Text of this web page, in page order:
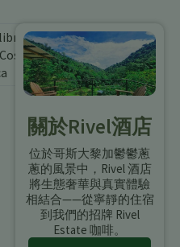
關於Rivel酒店
位於哥斯大黎加鬱鬱蔥
蔥的風景中，Rivel 酒店
將生態奢華與真實體驗
相結合——從寧靜的住宿
到我們的招牌 Rivel
Estate 咖啡。